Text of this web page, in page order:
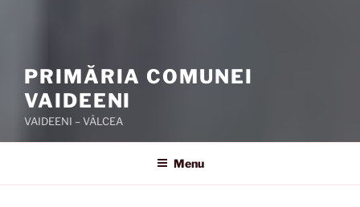
PRIMĂRIA COMUNEI
VAIDEENI
VAIDEENI – VÂLCEA
Menu